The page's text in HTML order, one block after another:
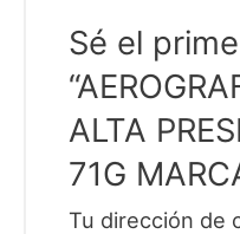
Sé el
ALTA
71G
Tu dirección de